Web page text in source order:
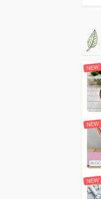
NEW
NEW
BLOG
NEW